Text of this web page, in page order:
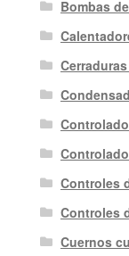
Bombas
Controles
Controles
Cuernos